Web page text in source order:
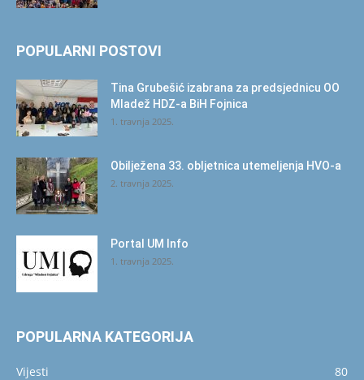
POPULARNI POSTOVI
Tina Grubešić izabrana za predsjednicu OO
Mladež HDZ-a BiH Fojnica
1. travnja 2025.
Obilježena 33. obljetnica utemeljenja HVO-a
2. travnja 2025.
Portal UM Info
1. travnja 2025.
POPULARNA KATEGORIJA
Vijesti
80